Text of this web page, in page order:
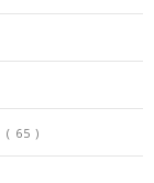
( 65 )